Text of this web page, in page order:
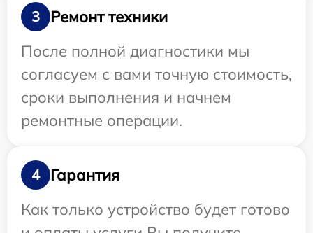
3
Ремонт техники
После полной диагностики мы
согласуем с вами точную стоимость,
сроки выполнения и начнем
ремонтные операции.
4
Гарантия
Как только устройство будет готово